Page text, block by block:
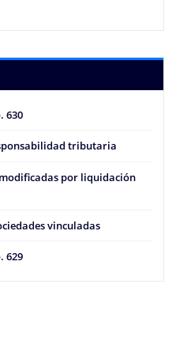
630
tributaria
por liquidación
vinculadas
629